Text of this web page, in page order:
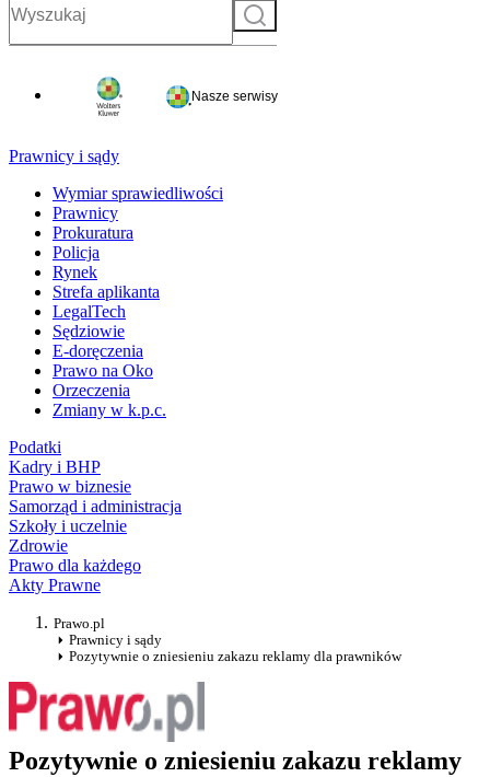
Szukaj
Nasze serwisy
Prawnicy i sądy
Wymiar sprawiedliwości
Prawnicy
Prokuratura
Policja
Rynek
Strefa aplikanta
LegalTech
Sędziowie
E-doręczenia
Prawo na Oko
Orzeczenia
Zmiany w k.p.c.
Podatki
Kadry i BHP
Prawo w biznesie
Samorząd i administracja
Szkoły i uczelnie
Zdrowie
Prawo dla każdego
Akty Prawne
Prawo.pl
Prawnicy i sądy
Pozytywnie o zniesieniu zakazu reklamy dla prawników
Pozytywnie o zniesieniu zakazu reklamy